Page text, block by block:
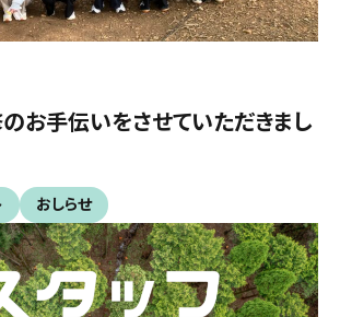
お手伝いをさせていただきまし
おしらせ